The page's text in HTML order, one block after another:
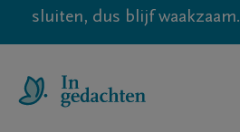
sluiten, dus blijf waakzaam.